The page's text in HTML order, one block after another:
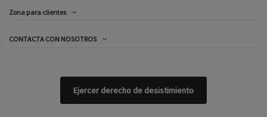
Zona para clientes
CONTACTA CON NOSOTROS
Ejercer derecho de desistimiento